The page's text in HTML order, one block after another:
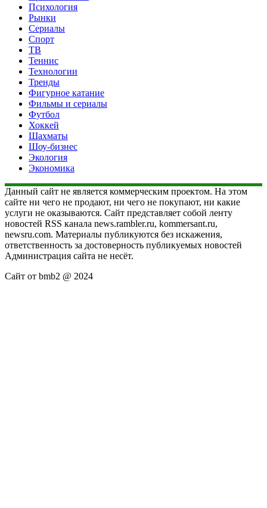
Психология
Рынки
Сериалы
Спорт
ТВ
Теннис
Технологии
Тренды
Фигурное катание
Фильмы и сериалы
Футбол
Хоккей
Шахматы
Шоу-бизнес
Экология
Экономика
Данный сайт не является коммерческим проектом. На этом
сайте ни чего не продают, ни чего не покупают, ни какие
услуги не оказываются. Сайт представляет собой ленту
новостей RSS канала news.rambler.ru, kommersant.ru,
newsru.com. Материалы публикуются без искажения,
ответственность за достоверность публикуемых новостей
Администрация сайта не несёт.
Сайт от bmb2 @ 2024